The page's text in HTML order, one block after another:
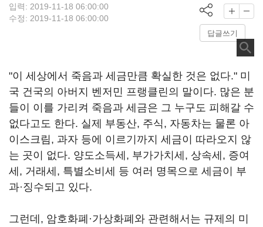
입력: 2019-11-18 06:00:00
수정: 2019-11-18 06:00:00
답글쓰기
"이 세상에서 죽음과 세금만큼 확실한 것은 없다." 미
국 건국의 아버지 벤저민 프랭클린의 말이다. 많은 분
들이 이를 가리켜 죽음과 세금은 그 누구도 피해갈 수
없다고도 한다. 실제 부동산, 주식, 자동차는 물론 아
이스크림, 과자 등에 이르기까지 세금이 따라오지 않
는 곳이 없다. 양도소득세, 부가가치세, 상속세, 증여
세, 거래세, 특별소비세 등 여러 명목으로 세금이 부
과·징수되고 있다.
그런데, 암호화폐 ·가상화폐와 관련해서는 규제의 미